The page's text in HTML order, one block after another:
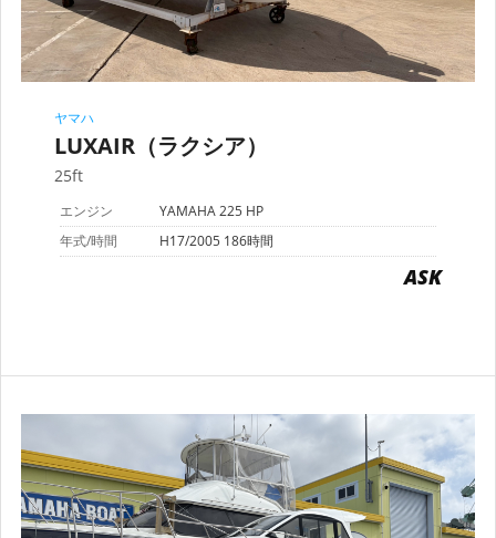
ヤマハ
LUXAIR（ラクシア）
25ft
エンジン
YAMAHA 225 HP
年式/時間
H17/2005 186時間
ASK